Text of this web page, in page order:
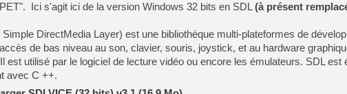
Ici s'agit ici de la version Windows 32 bits en SDL (à présent
Simple DirectMedia Layer) est une bibliothèque multi-plateformes de
de bas niveau au son, clavier, souris, joystick, et au hardware
est utilisé par le logiciel de lecture vidéo ou encore les émulateurs. SDL est
avec C ++.